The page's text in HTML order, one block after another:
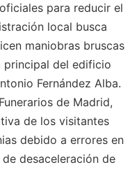
para reducir el
local busca
maniobras bruscas
principal del edificio
Fernández Alba.
de Madrid,
de los visitantes
debido a errores en
desaceleración de